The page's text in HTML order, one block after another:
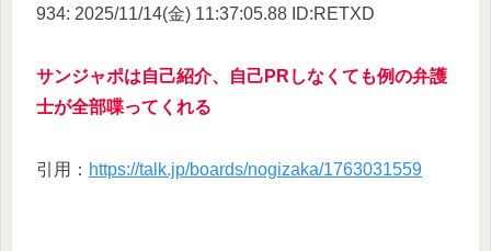
934: 2025/11/14(金) 11:37:05.88 ID:RETXD
サンジャポは自己紹介、自己PRしなくても例の弁護
士が全部喋ってくれる
引用： https://talk.jp/boards/nogizaka/1763031559